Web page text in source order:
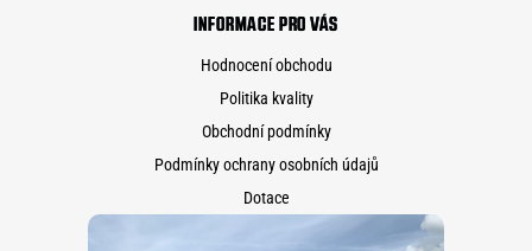
INFORMACE PRO VÁS
Hodnocení obchodu
Politika kvality
Obchodní podmínky
Podmínky ochrany osobních údajů
Dotace